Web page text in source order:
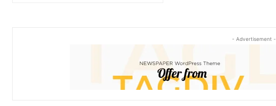
- Advertisement -